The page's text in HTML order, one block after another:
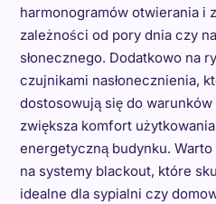
harmonogramów otwierania i
zależności od pory dnia czy
słonecznego. Dodatkowo na
czujnikami nasłonecznienia,
dostosowują się do
zwiększa komfort
energetyczną budynku.
na systemy blackout, które
idealne dla sypialni czy